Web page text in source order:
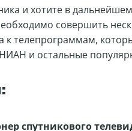
и хотите в
совершить
к телепрограммам,
и остальные
спутникового